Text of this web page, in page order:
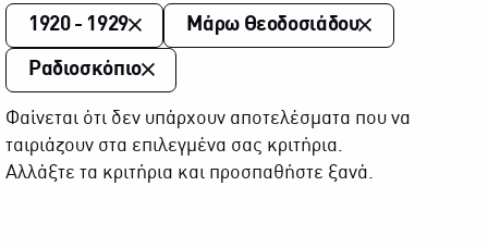
1920 - 1929 Μάρω Θεοδοσιάδου
Ραδιοσκόπιο
Φαίνεται ότι δεν υπάρχουν αποτελέσματα που να
ταιριάζουν στα επιλεγμένα σας κριτήρια.
Αλλάξτε τα κριτήρια και προσπαθήστε ξανά.